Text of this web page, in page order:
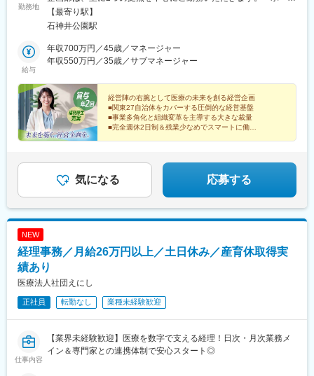
勤務地
クリニックえにし東京都練馬区石神井町7-1-2 伊藤マンション1
階・ホームクリニックえにし 法人事務所 東京都練馬区石神井町
公園駅」より徒歩3分★転勤はありません。◎駅チカで毎日の通勤
がラクラクな好立地です！◎自転車通勤も可能です！（無料の駐
ットも多く、仕事帰りの用事にも便利な環境が整っています。
【最寄り駅】
石神井公園駅
給与
年収700万円／45歳／マネージャー
年収550万円／35歳／サブマネージャー
経営陣の右腕として医療の未来を創る経営企画
■関東27自治体をカバーする圧倒的な経営基盤
■事業多角化と組織変革を主導する大きな裁量
■完全週休2日制＆残業少なめでスマートに働く
気になる 応募する
NEW
経理事務／月給26万円以上／土日休み／産育休取得実
績あり
医療法人社団えにし
正社員 転勤なし 業種未経験歓迎
仕事内容
【業界未経験歓迎】医療を数字で支える経理！日次・月次業務メ
イン＆専門家との連携体制で安心スタート◎